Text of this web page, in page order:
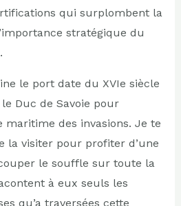
qui surplombent la
stratégique du
le port date du XVIe siècle
Duc de Savoie pour
maritime des invasions. Je te
la visiter pour profiter d’une
le souffle sur toute la
à eux seuls les
qu’a traversées cette